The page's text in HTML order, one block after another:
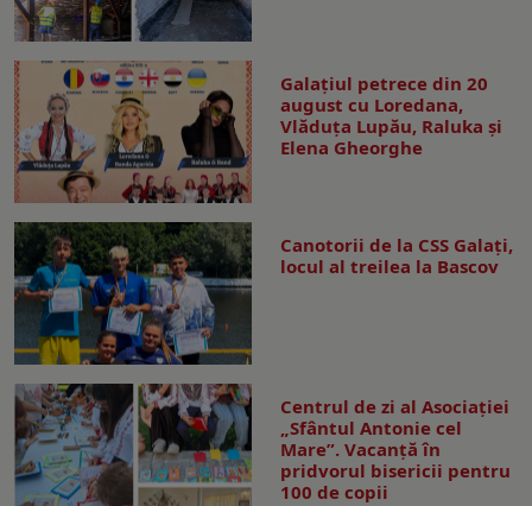
Galaţiul petrece din 20
august cu Loredana,
Vlăduța Lupău, Raluka și
Elena Gheorghe
Canotorii de la CSS Galați,
locul al treilea la Bascov
Centrul de zi al Asociației
„Sfântul Antonie cel
Mare”. Vacanță în
pridvorul bisericii pentru
100 de copii